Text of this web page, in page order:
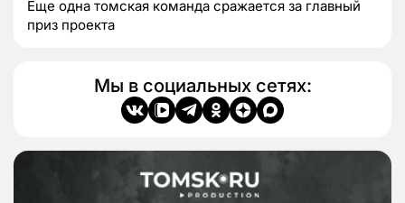
Еще одна томская команда сражается за главный
приз проекта
Мы в социальных сетях: